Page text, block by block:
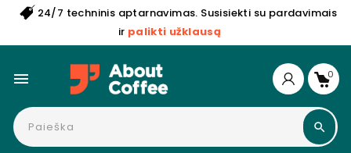
24/7 techninis aptarnavimas. Susisiekti su pardavimais
ir palikti užklausą
 0